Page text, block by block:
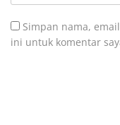
Simpan nama,
ini untuk komentar